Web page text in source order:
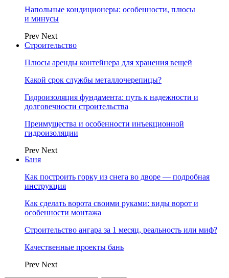
Напольные кондиционеры: особенности, плюсы
и минусы
Prev Next
Строительство
Плюсы аренды контейнера для хранения вещей
Какой срок службы металлочерепицы?
Гидроизоляция фундамента: путь к надежности и
долговечности строительства
Преимущества и особенности инъекционной
гидроизоляции
Prev Next
Баня
Как построить горку из снега во дворе — подробная
инструкция
Как сделать ворота своими руками: виды ворот и
особенности монтажа
Строительство ангара за 1 месяц, реальность или миф?
Качественные проекты бань
Prev Next